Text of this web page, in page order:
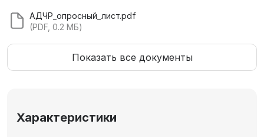
АДЧР_опросный_лист.pdf
(PDF, 0.2 МБ)
Показать все документы
Характеристики